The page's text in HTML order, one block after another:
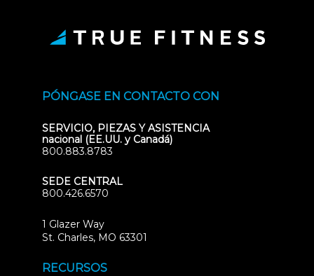
PÓNGASE EN CONTACTO CON
SERVICIO, PIEZAS Y ASISTENCIA
nacional (EE.UU. y Canadá)
800.883.8783
SEDE CENTRAL
800.426.6570
1 Glazer Way
St. Charles, MO 63301
RECURSOS